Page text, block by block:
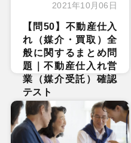
2021年10月06日
【問50】不動産仕入
れ（媒介・買取）全
般に関するまとめ問
題｜不動産仕入れ営
業（媒介受託）確認
テスト